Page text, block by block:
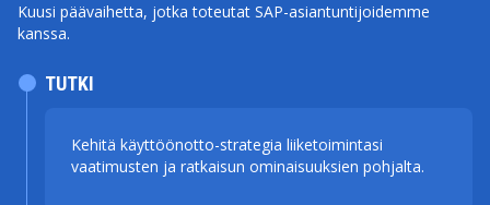
Kuusi päävaihetta, jotka toteutat SAP-asiantuntijoidemme
kanssa.
Kehitä käyttöönotto-strategia liiketoimintasi
vaatimusten ja ratkaisun ominaisuuksien pohjalta.
TUTKI